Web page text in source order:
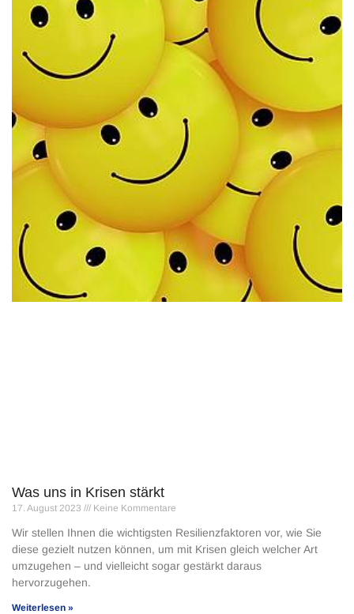
Was uns in Krisen stärkt
17. August 2023 Keine Kommentare
Wir stellen Ihnen die wichtigsten Resilienzfaktoren vor, wie Sie
diese gezielt nutzen können, um mit Krisen gleich welcher Art
umzugehen – und vielleicht sogar gestärkt daraus
hervorzugehen.
Weiterlesen »